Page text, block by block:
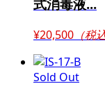
式消毒液...
¥20,500 （税
Sold Out